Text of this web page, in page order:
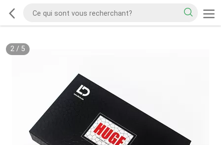
2/ 5